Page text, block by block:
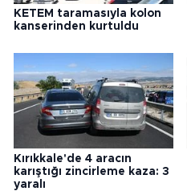
KETEM taramasıyla kolon
kanserinden kurtuldu
Kırıkkale'de 4 aracın
karıştığı zincirleme kaza: 3
yaralı